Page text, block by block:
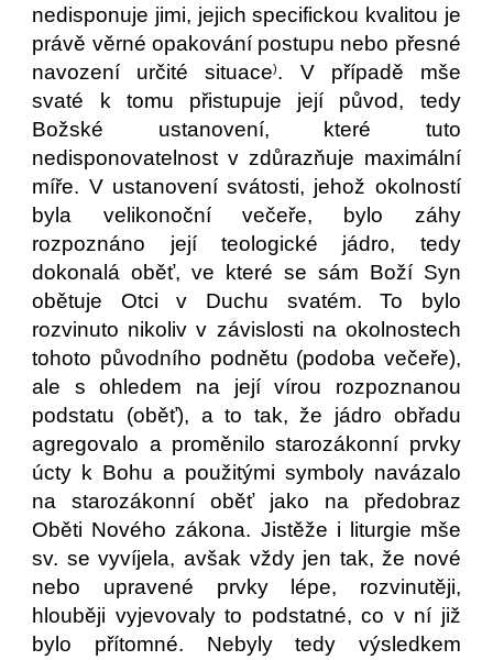
nedisponuje jimi, jejich specifickou kvalitou je
právě věrné opakování postupu nebo přesné
navození určité situace). V případě mše
svaté k tomu přistupuje její původ, tedy
Božské ustanovení, které tuto
nedisponovatelnost v zdůrazňuje maximální
míře. V ustanovení svátosti, jehož okolností
byla velikonoční večeře, bylo záhy
rozpoznáno její teologické jádro, tedy
dokonalá oběť, ve které se sám Boží Syn
obětuje Otci v Duchu svatém. To bylo
rozvinuto nikoliv v závislosti na okolnostech
tohoto původního podnětu (podoba večeře),
ale s ohledem na její vírou rozpoznanou
podstatu (oběť), a to tak, že jádro obřadu
agregovalo a proměnilo starozákonní prvky
úcty k Bohu a použitými symboly navázalo
na starozákonní oběť jako na předobraz
Oběti Nového zákona. Jistěže i liturgie mše
sv. se vyvíjela, avšak vždy jen tak, že nové
nebo upravené prvky lépe, rozvinutěji,
hlouběji vyjevovaly to podstatné, co v ní již
bylo přítomné. Nebyly tedy výsledkem